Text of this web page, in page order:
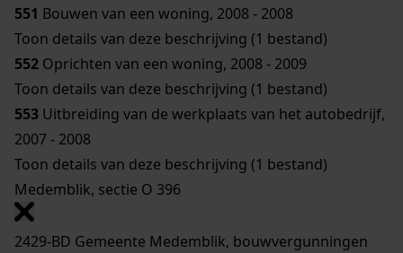
551 Bouwen van een woning, 2008 - 2008
Toon details van deze beschrijving (1 bestand)
552 Oprichten van een woning, 2008 - 2009
Toon details van deze beschrijving (1 bestand)
553 Uitbreiding van de werkplaats van het autobedrijf,
2007 - 2008
Toon details van deze beschrijving (1 bestand)
Medemblik, sectie O 396
2429-BD Gemeente Medemblik, bouwvergunningen